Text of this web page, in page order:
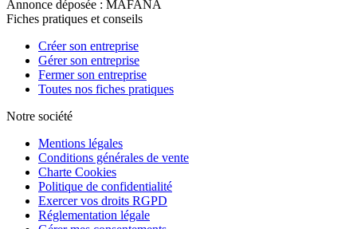
Annonce déposée : MAFANA
Fiches pratiques et conseils
Créer son entreprise
Gérer son entreprise
Fermer son entreprise
Toutes nos fiches pratiques
Notre société
Mentions légales
Conditions générales de vente
Charte Cookies
Politique de confidentialité
Exercer vos droits RGPD
Réglementation légale